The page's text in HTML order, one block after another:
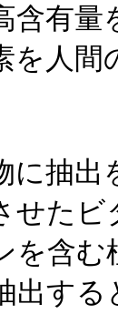
含有
を人
に抽
せた
を含
出する